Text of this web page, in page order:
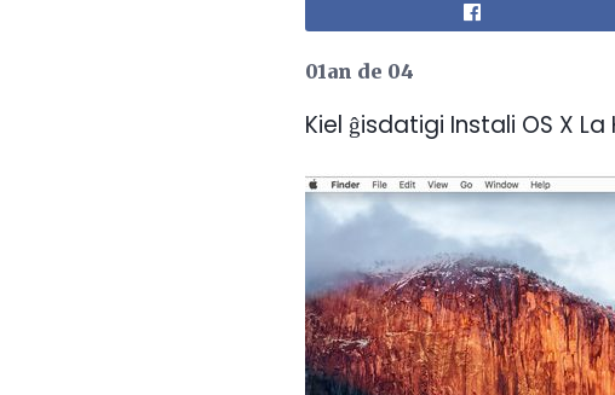
01an de 04
Kiel ĝisdatigi Instali OS X